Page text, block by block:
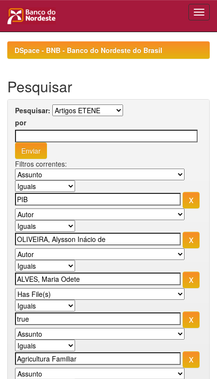
navigationDSpace - BNB - Banco do Nordeste do Brasil
Pesquisar
Pesquisar:
por
Filtros correntes: